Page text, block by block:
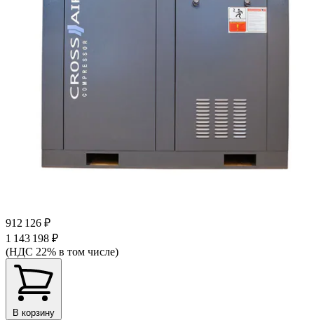
912 126 ₽
1 143 198 ₽
(НДС 22% в том числе)
В корзину